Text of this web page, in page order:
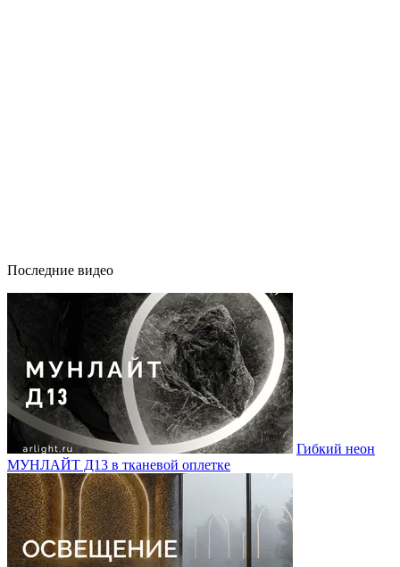
Последние видео
Гибкий неон
МУНЛАЙТ Д13 в тканевой оплетке